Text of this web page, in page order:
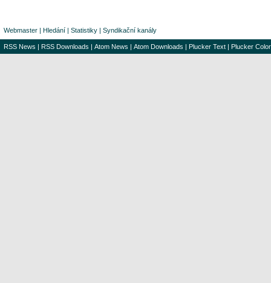
Webmaster | Hledání | Statistiky | Syndikační kanály
RSS News | RSS Downloads | Atom News | Atom Downloads | Plucker Text | Plucker Color